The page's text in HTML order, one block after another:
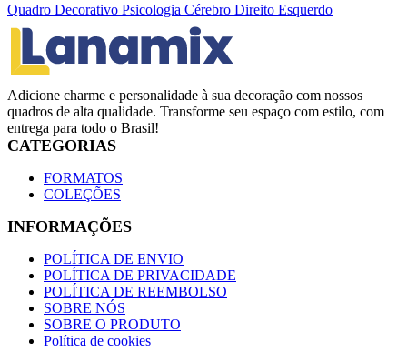
Quadro Decorativo Psicologia Cérebro Direito Esquerdo
Adicione charme e personalidade à sua decoração com nossos
quadros de alta qualidade. Transforme seu espaço com estilo, com
entrega para todo o Brasil!
CATEGORIAS
FORMATOS
COLEÇÕES
INFORMAÇÕES
POLÍTICA DE ENVIO
POLÍTICA DE PRIVACIDADE
POLÍTICA DE REEMBOLSO
SOBRE NÓS
SOBRE O PRODUTO
Política de cookies